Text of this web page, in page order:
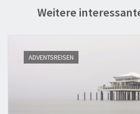
Weitere
ADVENTSREISEN